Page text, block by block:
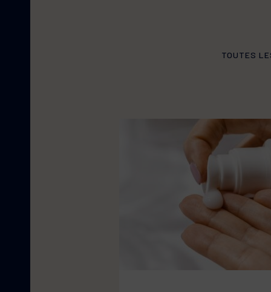
Soins solaires
TOUTES